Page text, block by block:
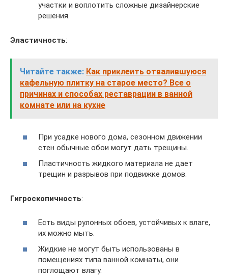
участки и воплотить сложные дизайнерские
решения.
Эластичность:
Читайте также: Как приклеить отвалившуюся
кафельную плитку на старое место? Все о
причинах и способах реставрации в ванной
комнате или на кухне
При усадке нового дома, сезонном движении
стен обычные обои могут дать трещины.
Пластичность жидкого материала не дает
трещин и разрывов при подвижке домов.
Гигроскопичность:
Есть виды рулонных обоев, устойчивых к влаге,
их можно мыть.
Жидкие не могут быть использованы в
помещениях типа ванной комнаты, они
поглощают влагу.